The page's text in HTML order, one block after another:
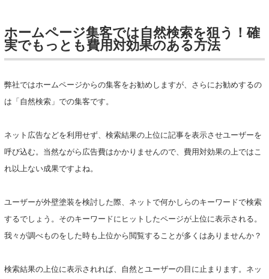
ホームページ集客では自然検索を狙う！確
実でもっとも費用対効果のある方法
弊社ではホームページからの集客をお勧めしますが、さらにお勧めするの
は「自然検索」での集客です。
ネット広告などを利用せず、検索結果の上位に記事を表示させユーザーを
呼び込む。当然ながら広告費はかかりませんので、費用対効果の上ではこ
れ以上ない成果ですよね。
ユーザーが外壁塗装を検討した際、ネットで何かしらのキーワードで検索
するでしょう。そのキーワードにヒットしたページが上位に表示される。
我々が調べものをした時も上位から閲覧することが多くはありませんか？
検索結果の上位に表示されれば、自然とユーザーの目に止まります。ネッ